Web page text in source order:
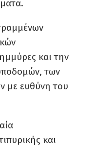
και την
των
με ευθύνη του
και